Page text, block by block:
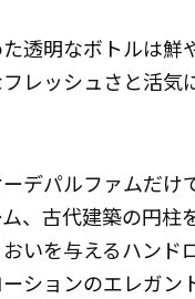
透明なボトルは
レッシュさと活
ーデパルファムだ
、古代建築の円柱
いを与えるハン
ションのエレガ